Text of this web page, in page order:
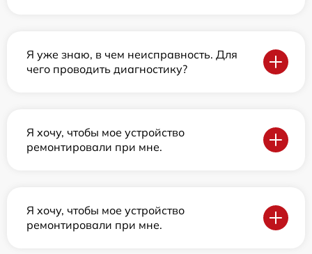
Я уже знаю, в чем неисправность. Для
чего проводить диагностику?
Я хочу, чтобы мое устройство
ремонтировали при мне.
Я хочу, чтобы мое устройство
ремонтировали при мне.